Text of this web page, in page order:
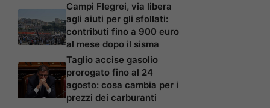
Campi Flegrei, via libera
agli aiuti per gli sfollati:
contributi fino a 900 euro
al mese dopo il sisma
Taglio accise gasolio
prorogato fino al 24
agosto: cosa cambia per i
prezzi dei carburanti